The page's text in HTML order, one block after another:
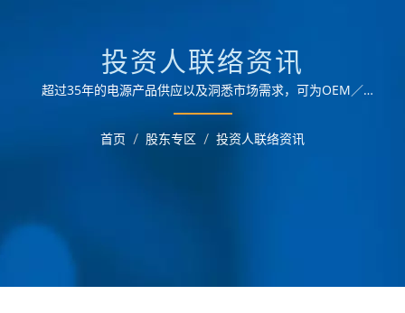
投资人联络资讯
超过35年的电源产品供应以及洞悉市场需求，可为OEM／
ODM客户提供最佳的智慧家庭解决方案，提供各领域的电源
管理应用需求。
首页 / 股东专区 / 投资人联络资讯